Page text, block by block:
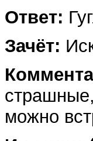
Ответ:
Зачёт:
можно